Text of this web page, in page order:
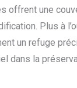
offrent une
Plus à
un refuge
dans la